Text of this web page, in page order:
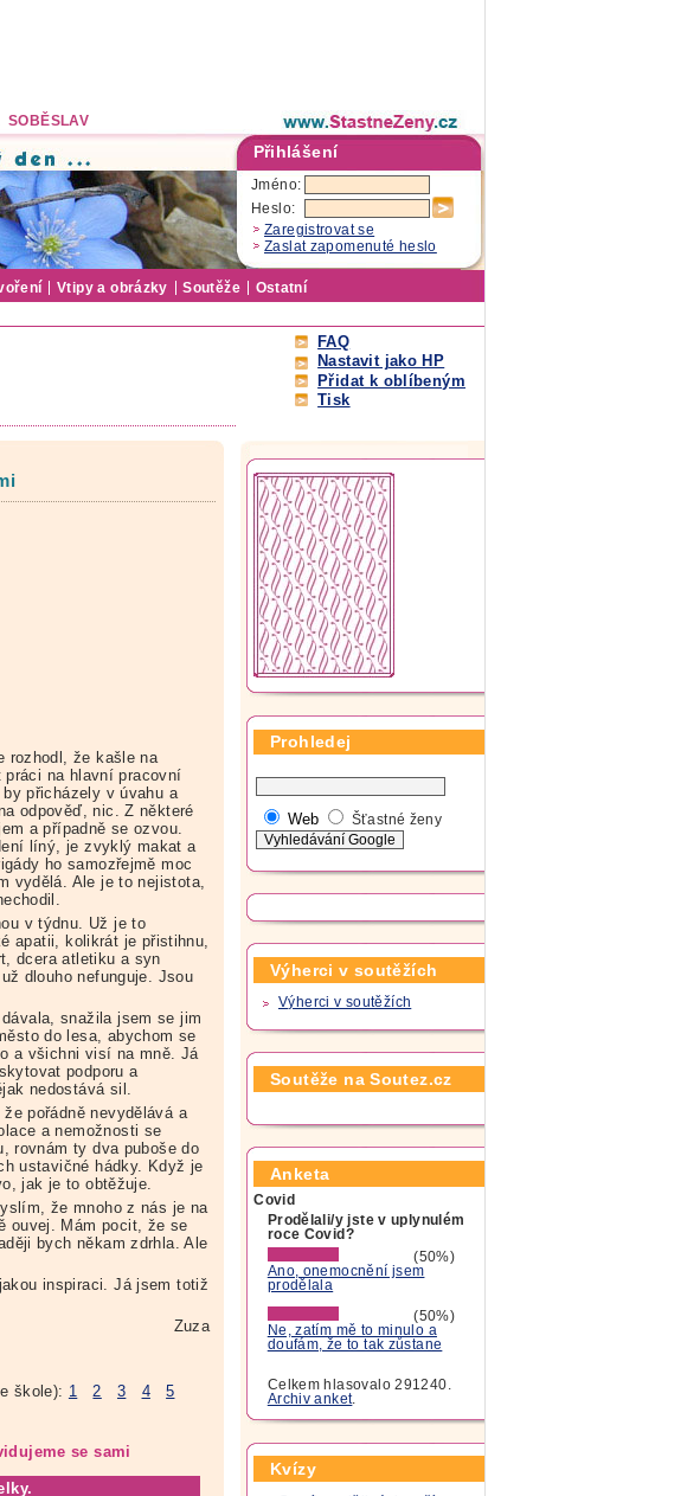
SOBĚSLAV
Přihlášení
Jméno:
Heslo:
Zaregistrovat se
Zaslat zapomenuté heslo
Vtipy a obrázky Soutěže Ostatní
FAQ
Nastavit jako HP
Přidat k oblíbeným
Tisk
rozhodl, že kašle na
na hlavní pracovní
přicházely v úvahu a
odpověď, nic. Z některé
a případně se ozvou.
líný, je zvyklý makat a
ho samozřejmě moc
vydělá. Ale je to nejistota,
v týdnu. Už je to
apatii, kolikrát je přistihnu,
dcera atletiku a syn
dlouho nefunguje. Jsou
snažila jsem se jim
do lesa, abychom se
a všichni visí na mně. Já
podporu a
nedostává sil.
pořádně nevydělává a
a nemožnosti se
rovnám ty dva puboše do
ustavičné hádky. Když je
jak je to obtěžuje.
že mnoho z nás je na
ouvej. Mám pocit, že se
bych někam zdrhla. Ale
inspiraci. Já jsem totiž
Zuza
škole): 1 2 3 4 5
se sami
Prohledej
Web Šťastné ženy
Výherci v soutěžích
Výherci v soutěžích
Soutěže na Soutez.cz
Anketa
Covid
Prodělali/y jste v uplynulém
roce Covid?
(50%)
Ano, onemocnění jsem
prodělala
(50%)
Ne, zatím mě to minulo a
doufám, že to tak zůstane
Celkem hlasovalo 291240.
Archiv anket.
Kvízy